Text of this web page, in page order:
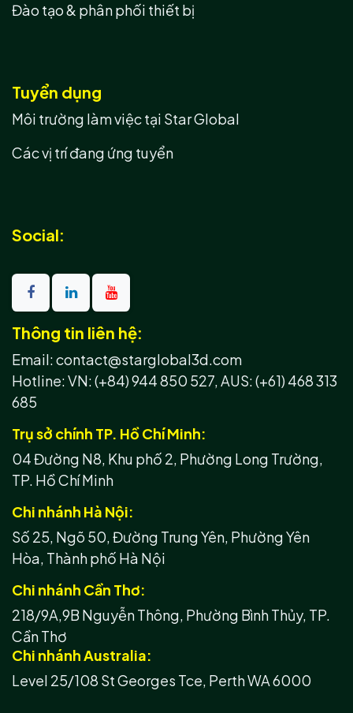
Thông tin liên hệ:
Email: contact@starglobal3d.com
Hotline:VN: (+84) 944 850 527,AUS: (+61) 468 313
685
Trụ sở chính TP. Hồ Chí Minh:
04 Đường N8, Khu phố 2, Phường Long Trường,
TP. Hồ Chí Minh
Chi nhánh Hà Nội:
Số 25, Ngõ 50, Đường Trung Yên, Phường Yên
Hòa, Thành phố Hà Nội
Chi nhánh Cần Thơ:
218/9A,9B Nguyễn Thông, Phường Bình Thủy, TP.
Cần Thơ
Chi nhánh Australia:
Level 25/108 St Georges Tce, Perth WA 6000
Social:
Đào tạo & phân phối thiết bị
Tuyển dụng
Môi trường làm việc tại Star Global
Các vị trí đang ứng tuyển